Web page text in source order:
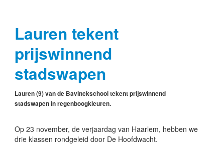
Lauren tekent
prijswinnend
stadswapen
Lauren (9) van de Bavinckschool tekent prijswinnend
stadswapen in regenboogkleuren.
Op 23 november, de verjaardag van Haarlem, hebben we
drie klassen rondgeleid door De Hoofdwacht.